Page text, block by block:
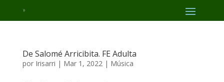
De Salomé Arricibita. FE Adulta
por Irisarri | Mar 1, 2022| Música